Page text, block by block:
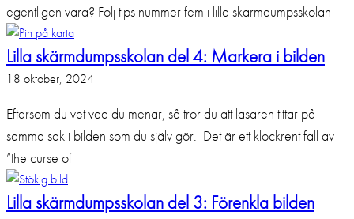
egentligen vara? Följ tips nummer fem i lilla skärmdumpsskolan
Lilla skärmdumpsskolan del 4: Markera i bilden
18 oktober, 2024
Eftersom du vet vad du menar, så tror du att läsaren tittar på
samma sak i bilden som du själv gör. Det är ett klockrent fall av
”the curse of
Lilla skärmdumpsskolan del 3: Förenkla bilden